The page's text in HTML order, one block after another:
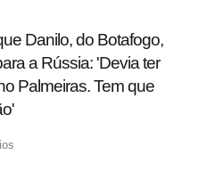
Danilo, do Botafogo,
a Rússia: 'Devia ter
Palmeiras. Tem que